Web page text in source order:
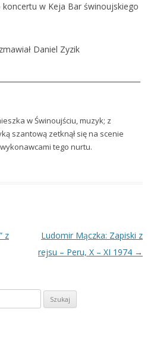
w Keja Bar świnoujskiego
Daniel Zyzik
w Świnoujściu, muzyk; z
szantową zetknął się na scenie
tego nurtu.
z
Ludomir Mączka: Zapiski z
rejsu – Peru, X – XI 1974 →